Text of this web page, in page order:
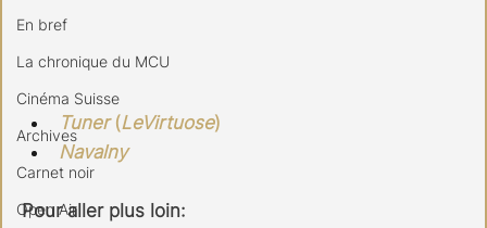
En bref
La chronique du MCU
Cinéma Suisse
Archives
Carnet noir
Open Air
Tuner (LeVirtuose)
Navalny
Pour aller plus loin: